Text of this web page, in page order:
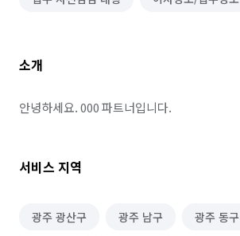
소개
안녕하세요. 000 파트너입니다.
서비스 지역
광주 광산구 광주 남구 광주 동구